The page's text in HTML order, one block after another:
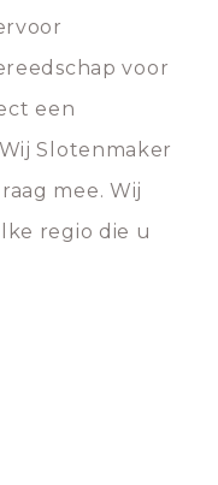
voor
een
Slotenmaker
mee. Wij
regio die u